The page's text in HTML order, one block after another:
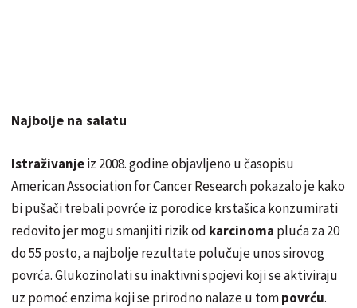
Najbolje na salatu
Istraživanjeiz 2008. godine objavljeno u časopisu
American Association for Cancer Research pokazalo je kako
bi pušači trebali povrće iz porodice krstašica konzumirati
redovito jer mogu smanjiti rizik od karcinoma pluća za 20
do 55 posto, a najbolje rezultate polučuje unos sirovog
povrća. Glukozinolati su inaktivni spojevi koji se aktiviraju
uz pomoć enzima koji se prirodno nalaze u tompovrću.